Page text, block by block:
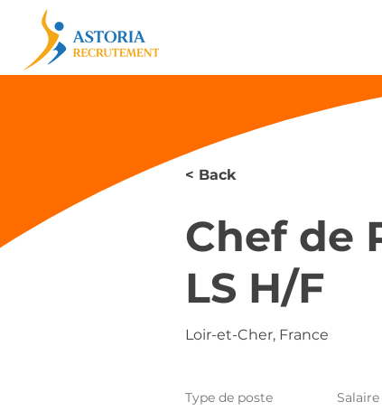
< Back
Chef de
LS H/F
Loir-et-Cher, France
Type de poste
Salaire